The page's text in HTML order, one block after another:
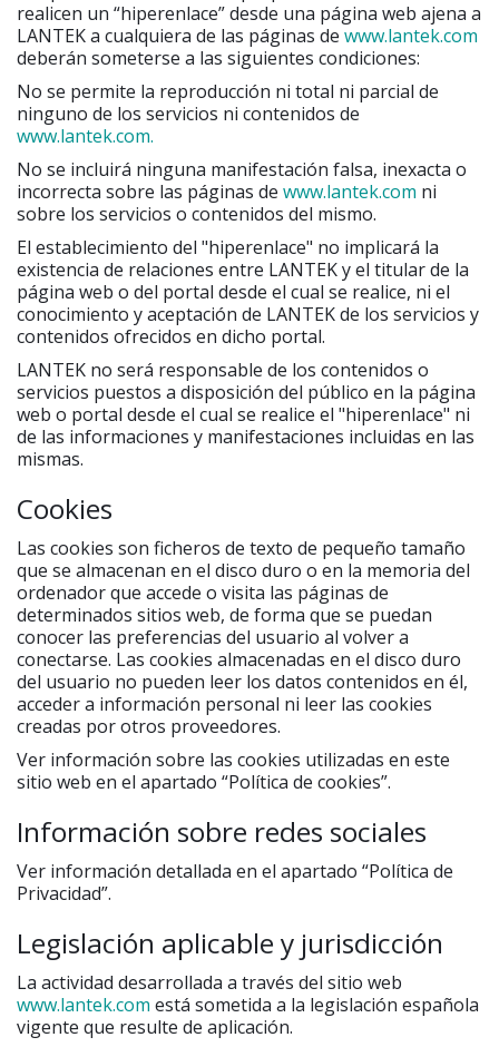
realicen un “hiperenlace” desde una página web ajena a
LANTEK a cualquiera de las páginas de www.lantek.com
deberán someterse a las siguientes condiciones:
No se permite la reproducción ni total ni parcial de
ninguno de los servicios ni contenidos de
www.lantek.com.
No se incluirá ninguna manifestación falsa, inexacta o
incorrecta sobre las páginas de www.lantek.com ni
sobre los servicios o contenidos del mismo.
El establecimiento del "hiperenlace" no implicará la
existencia de relaciones entre LANTEK y el titular de la
página web o del portal desde el cual se realice, ni el
conocimiento y aceptación de LANTEK de los servicios y
contenidos ofrecidos en dicho portal.
LANTEK no será responsable de los contenidos o
servicios puestos a disposición del público en la página
web o portal desde el cual se realice el "hiperenlace" ni
de las informaciones y manifestaciones incluidas en las
mismas.
Cookies
Las cookies son ficheros de texto de pequeño tamaño
que se almacenan en el disco duro o en la memoria del
ordenador que accede o visita las páginas de
determinados sitios web, de forma que se puedan
conocer las preferencias del usuario al volver a
conectarse. Las cookies almacenadas en el disco duro
del usuario no pueden leer los datos contenidos en él,
acceder a información personal ni leer las cookies
creadas por otros proveedores.
Ver información sobre las cookies utilizadas en este
sitio web en el apartado “Política de cookies”.
Información sobre redes sociales
Ver información detallada en el apartado “Política de
Privacidad”.
Legislación aplicable y jurisdicción
La actividad desarrollada a través del sitio web
www.lantek.com está sometida a la legislación española
vigente que resulte de aplicación.